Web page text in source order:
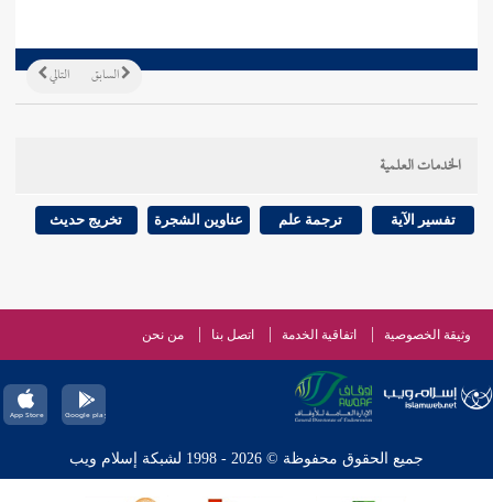
التالي السابق
الخدمات العلمية
تفسير الآية ترجمة علم عناوين الشجرة تخريج حديث
وثيقة الخصوصية اتفاقية الخدمة اتصل بنا من نحن
جميع الحقوق محفوظة © 2026 - 1998 لشبكة إسلام ويب